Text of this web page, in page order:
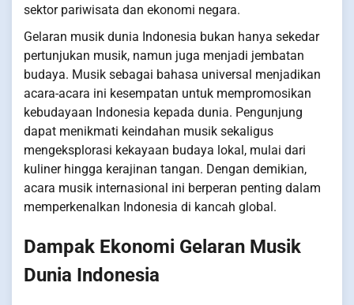
sektor pariwisata dan ekonomi negara.
Gelaran musik dunia Indonesia bukan hanya sekedar
pertunjukan musik, namun juga menjadi jembatan
budaya. Musik sebagai bahasa universal menjadikan
acara-acara ini kesempatan untuk mempromosikan
kebudayaan Indonesia kepada dunia. Pengunjung
dapat menikmati keindahan musik sekaligus
mengeksplorasi kekayaan budaya lokal, mulai dari
kuliner hingga kerajinan tangan. Dengan demikian,
acara musik internasional ini berperan penting dalam
memperkenalkan Indonesia di kancah global.
Dampak Ekonomi Gelaran Musik
Dunia Indonesia